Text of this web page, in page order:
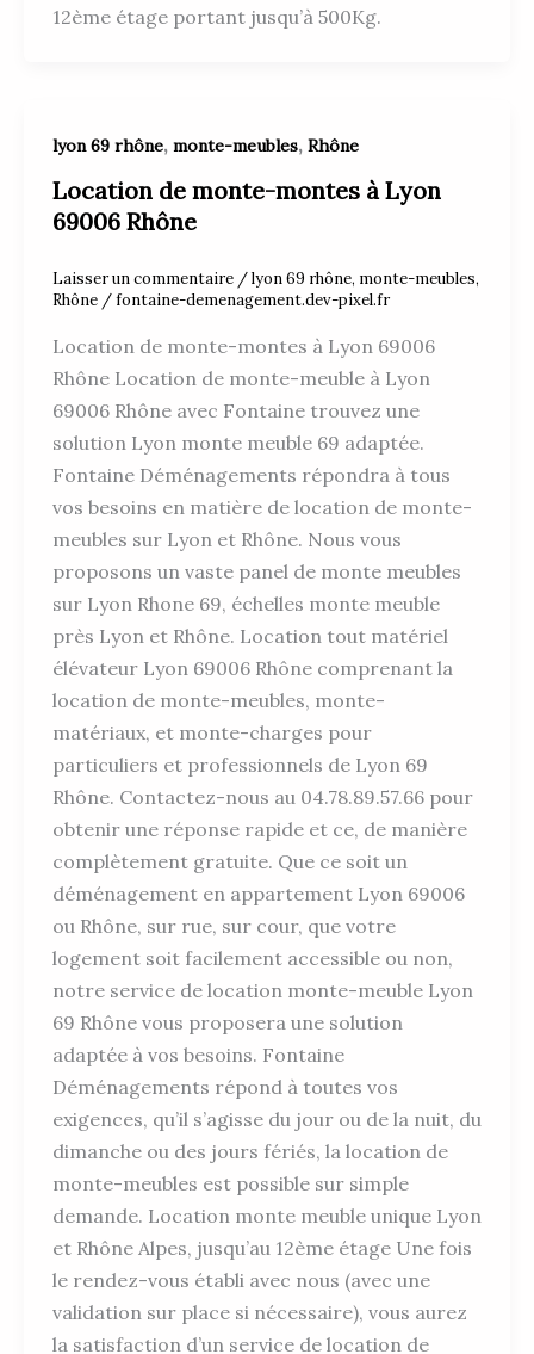
12ème étage portant jusqu’à 500Kg.
lyon 69 rhône, monte-meubles, Rhône
Location de monte-montes à Lyon
69006 Rhône
Laisser un commentaire /lyon 69 rhône, monte-meubles,
Rhône /fontaine-demenagement.dev-pixel.fr
Location de monte-montes à Lyon 69006
Rhône Location de monte-meuble à Lyon
69006 Rhône avec Fontaine trouvez une
solution Lyon monte meuble 69 adaptée.
Fontaine Déménagements répondra à tous
vos besoins en matière de location de monte-
meubles sur Lyon et Rhône. Nous vous
proposons un vaste panel de monte meubles
sur Lyon Rhone 69, échelles monte meuble
près Lyon et Rhône. Location tout matériel
élévateur Lyon 69006 Rhône comprenant la
location de monte-meubles, monte-
matériaux, et monte-charges pour
particuliers et professionnels de Lyon 69
Rhône. Contactez-nous au 04.78.89.57.66 pour
obtenir une réponse rapide et ce, de manière
complètement gratuite. Que ce soit un
déménagement en appartement Lyon 69006
ou Rhône, sur rue, sur cour, que votre
logement soit facilement accessible ou non,
notre service de location monte-meuble Lyon
69 Rhône vous proposera une solution
adaptée à vos besoins. Fontaine
Déménagements répond à toutes vos
exigences, qu’il s’agisse du jour ou de la nuit, du
dimanche ou des jours fériés, la location de
monte-meubles est possible sur simple
demande. Location monte meuble unique Lyon
et Rhône Alpes, jusqu’au 12ème étage Une fois
le rendez-vous établi avec nous (avec une
validation sur place si nécessaire), vous aurez
la satisfaction d’un service de location de